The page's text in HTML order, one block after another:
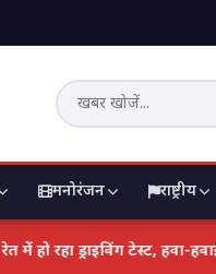
मनोरंजन राष्ट्रीय
सांसों पर संकट!!RAIGARH RTO